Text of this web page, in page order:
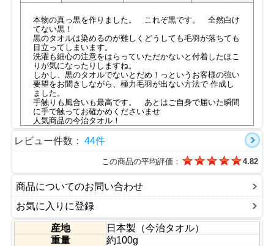
本物の真っ黒を作りました。 これぞ黒です。 全然白け
てない黒！
黒のタオルは染めるのが難しくどうしても毛羽が落ちても
目立ってしまいます。
洗濯も細心の注意をはらっていただかないと付着したほこ
りが気になったりしますね。
しかし、黒のタオルでないとだめ！っというお客様の強い
要望をお聞きしながら、極力毛羽が出ない方法で 作成し
ました。
手触りも風合いも最高です。 あとはご自身で届いた瞬間
に手で触ってお確かめくださいませ
人気商品の今治タオル！
●ハンドタオルとフェイスタオルとバスタオルサイズも取
り揃えています。
■認定番号：第2011-425号
レビュー件数： 44件
この商品の平均評価： 4.82
商品についてのお問い合わせ
お気に入りに登録
産地
日本製（今治タオル）
重量
約100g